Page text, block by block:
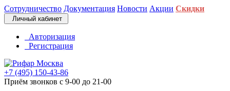
Сотрудничество Документация Новости Акции Скидки
Личный кабинет
Авторизация
Регистрация
+7 (495) 150-43-86
Приём звонков с 9-00 до 21-00